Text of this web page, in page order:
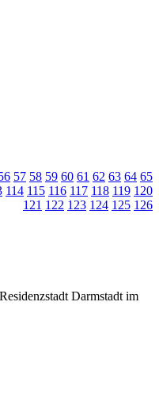
57 58 59 60 61 62 63 64 65
114 115 116 117 118 119 120
121 122 123 124 125 126
Darmstadt im